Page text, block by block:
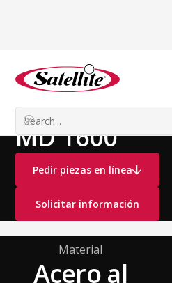
Ver todos los productos
Camiones aspiradores
MD 1600
Pedir piezas en línea
Solicitar información
Material
Acero al